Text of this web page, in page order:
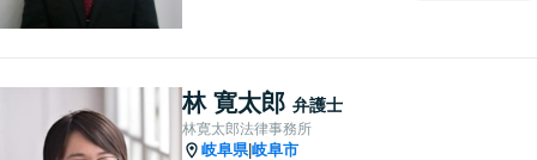
決への第一歩です。小さな問
題から大きな問題まで、お気
軽にご相談ください。
林 寛太郎 弁護士
林寛太郎法律事務所
岐阜県|岐阜市